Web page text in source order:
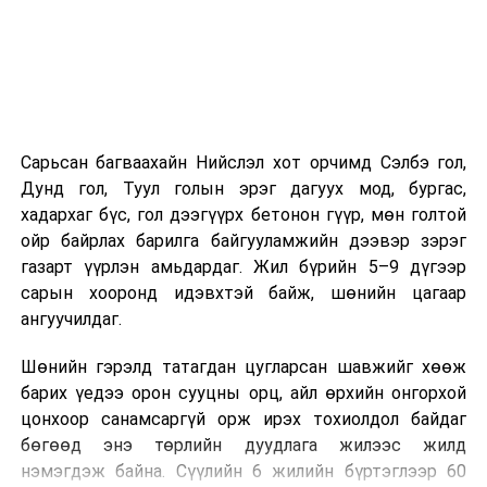
байна. Тус бүр нь 14,000 м³ нэрлэсэн багтаамжтай, 36
метрийн диаметр, 14.5 метрийн өндөртэй долоон
босоо ган сав барихаар төлөвлөсөн. Нийт хөрөнгө
оруулалтын хэмжээ 151.26 тэрбум төгрөг бөгөөд
жилийн 9 хувийн хүүтэй хөнгөлөлттэй зээлийн
хүрээнд арилжааны банкнаас 151.0 тэрбумын
санхүүжилт авсан байна. Газрын тосны
бүтээгдэхүүний агуулахын барилга угсралтын ажлын
гүйцэтгэл нь 40 хувьтай байгаа бөгөөд 2027 оны 12
дүгээр сарын 31-нд багтаан бүрэн ашиглалтад
оруулахаар төлөвлөснийг “Шунхлай” ХХК-ийн техник
технологи хариуцсан захирал Ш.Гэрэлт-Од хэлэв. Тус
агуулах ашиглалтад орсноор улсын хэрэглээний 8-9
Сарьсан багваахайн Нийслэл хот орчимд Сэлбэ гол,
Дунд гол, Туул голын эрэг дагуух мод, бургас,
хадархаг бүс, гол дээгүүрх бетонон гүүр, мөн голтой
ойр байрлах барилга байгууламжийн дээвэр зэрэг
газарт үүрлэн амьдардаг. Жил бүрийн 5–9 дүгээр
сарын хооронд идэвхтэй байж, шөнийн цагаар
ангуучилдаг.
Шөнийн гэрэлд татагдан цугларсан шавжийг хөөж
барих үедээ орон сууцны орц, айл өрхийн онгорхой
цонхоор санамсаргүй орж ирэх тохиолдол байдаг
бөгөөд энэ төрлийн дуудлага жилээс жилд
нэмэгдэж байна. Сүүлийн 6 жилийн бүртэглээр 60